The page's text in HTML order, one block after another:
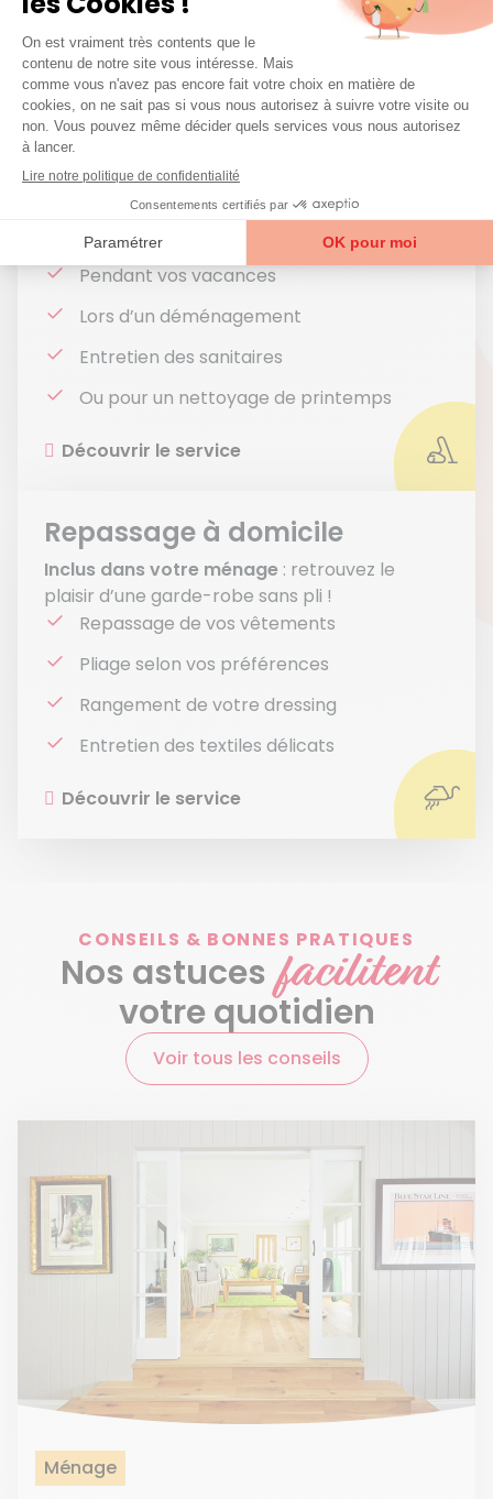
Entretien des sanitaires
Et plus encore !
Découvrir le service
Ménage occasionnel
Besoin d’un nettoyage de fond ?Nos aides
ménagères répondent présentes !
Pendant vos vacances
Lors d’un déménagement
Entretien des sanitaires
Ou pour un nettoyage de printemps
Découvrir le service
Repassage à domicile
Inclus dans votre ménage : retrouvez le
plaisir d’une garde-robe sans pli !
Repassage de vos vêtements
Pliage selon vos préférences
Rangement de votre dressing
Entretien des textiles délicats
Découvrir le service
CONSEILS & BONNES PRATIQUES
Nos astucesfacilitent
votre quotidien
Voir tous les conseils
Ménage